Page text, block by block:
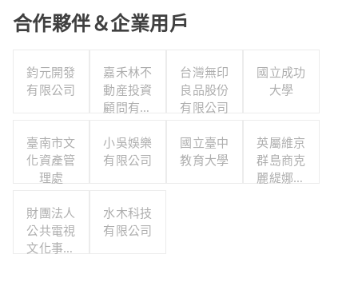
合作夥伴＆企業用戶
鈞元開發
有限公司
嘉禾林不
動産投資
顧問有限
台灣無印
良品股份
有限公司
國立成功
大學
臺南市文
化資產管
理處
小吳娛樂
有限公司
國立臺中
教育大學
英屬維京
群島商克
麗緹娜智
財團法人
公共電視
文化事業
水木科技
有限公司